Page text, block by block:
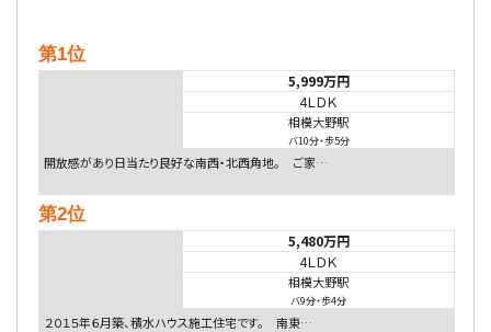
第1位
5,999万円
4ＬＤＫ
相模大野駅
バ10分・歩5分
開放感があり日当たり良好な南西・北西角地。 ご家…
第2位
5,480万円
4ＬＤＫ
相模大野駅
バ9分・歩4分
２０１５年６月築、積水ハウス施工住宅です。 南東…